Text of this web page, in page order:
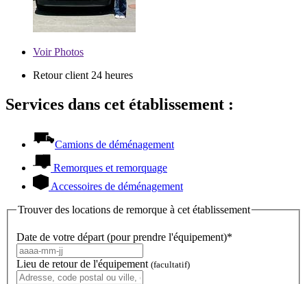
VoirPhotos
Retour client 24 heures
Services dans cet établissement :
Camions de déménagement
Remorques et remorquage
Accessoires de déménagement
Trouver des locations de remorque à cet établissement
Date de votre départ (pour prendre l'équipement)*
Lieu de retour de l'équipement (facultatif)